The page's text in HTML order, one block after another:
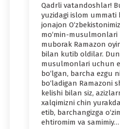
Qadrli vatandoshlar!
yuzidagi islom ummati
jonajon
mo‘min-musulmonlari
muborak Ramazon
bilan kutib oldilar.
musulmonlari uchun
bo‘lgan, barcha ezgu
bo‘ladigan Ramazoni
kelishi bilan siz,
xalqimizni chin
etib, barchangizga
ehtiromim va samimiy…